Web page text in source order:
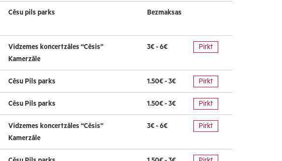
Cēsu pils parks Bezmaksas
Vidzemes koncertzāles “Cēsis”
Kamerzāle
3€ - 6€ Pirkt
Cēsu Pils parks 1.50€ - 3€ Pirkt
Cēsu Pils parks 1.50€ - 3€ Pirkt
Vidzemes koncertzāles “Cēsis”
Kamerzāle
3€ - 6€ Pirkt